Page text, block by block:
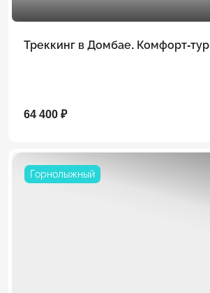
Треккинг в Домбае. Комфорт-тур
64 400 ₽
Горнолыжный